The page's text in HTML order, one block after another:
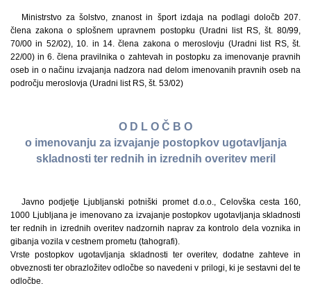
Ministrstvo za šolstvo, znanost in šport izdaja na podlagi določb 207.
člena zakona o splošnem upravnem postopku (Uradni list RS, št. 80/99,
70/00 in 52/02), 10. in 14. člena zakona o meroslovju (Uradni list RS, št.
22/00) in 6. člena pravilnika o zahtevah in postopku za imenovanje pravnih
oseb in o načinu izvajanja nadzora nad delom imenovanih pravnih oseb na
področju meroslovja (Uradni list RS, št. 53/02)
O D L O Č B O
o imenovanju za izvajanje postopkov ugotavljanja
skladnosti ter rednih in izrednih overitev meril
Javno podjetje Ljubljanski potniški promet d.o.o., Celovška cesta 160,
1000 Ljubljana je imenovano za izvajanje postopkov ugotavljanja skladnosti
ter rednih in izrednih overitev nadzornih naprav za kontrolo dela voznika in
gibanja vozila v cestnem prometu (tahografi).
Vrste postopkov ugotavljanja skladnosti ter overitev, dodatne zahteve in
obveznosti ter obrazložitev odločbe so navedeni v prilogi, ki je sestavni del te
odločbe.